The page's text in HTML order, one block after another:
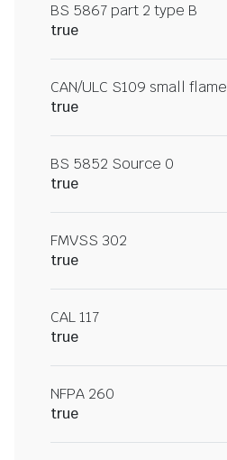
BS 5867 part 2 type B
true
CAN/ULC S109 small flame
true
BS 5852 Source 0
true
FMVSS 302
true
CAL 117
true
NFPA 260
true